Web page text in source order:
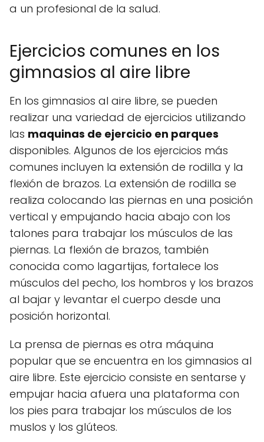
a un profesional de la salud.
Ejercicios comunes en los
gimnasios al aire libre
En los gimnasios al aire libre, se pueden
realizar una variedad de ejercicios utilizando
las maquinas de ejercicio en parques
disponibles. Algunos de los ejercicios más
comunes incluyen la extensión de rodilla y la
flexión de brazos. La extensión de rodilla se
realiza colocando las piernas en una posición
vertical y empujando hacia abajo con los
talones para trabajar los músculos de las
piernas. La flexión de brazos, también
conocida como lagartijas, fortalece los
músculos del pecho, los hombros y los brazos
al bajar y levantar el cuerpo desde una
posición horizontal.
La prensa de piernas es otra máquina
popular que se encuentra en los gimnasios al
aire libre. Este ejercicio consiste en sentarse y
empujar hacia afuera una plataforma con
los pies para trabajar los músculos de los
muslos y los glúteos.